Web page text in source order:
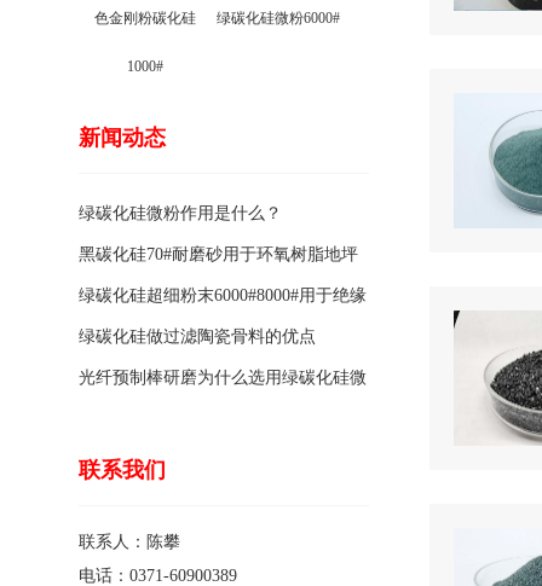
色金刚粉碳化硅
1000#
绿碳化硅微粉6000#
新闻动态
绿碳化硅微粉作用是什么？
黑碳化硅70#耐磨砂用于环氧树脂地坪
骨料的特点有哪些？
绿碳化硅超细粉末6000#8000#用于绝缘
涂料的优点
绿碳化硅做过滤陶瓷骨料的优点
光纤预制棒研磨为什么选用绿碳化硅微
联系我们
联系人：陈攀
电话：0371-60900389